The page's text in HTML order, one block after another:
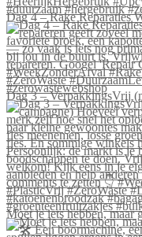
Dag 4 – Rake Reparaties
Dag 3 – VerpakkingsVrij
Moet je iets hebben, maar